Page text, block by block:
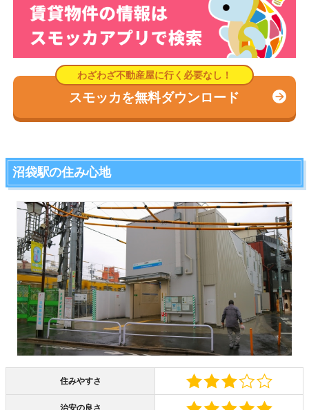
スモッカを無料ダウンロード
沼袋駅の住み心地
住みやすさ
治安の良さ